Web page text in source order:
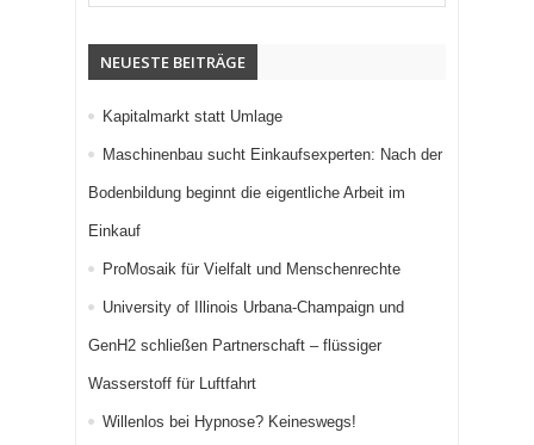
NEUESTE BEITRÄGE
Kapitalmarkt statt Umlage
Maschinenbau sucht Einkaufsexperten: Nach der
Bodenbildung beginnt die eigentliche Arbeit im
Einkauf
ProMosaik für Vielfalt und Menschenrechte
University of Illinois Urbana-Champaign und
GenH2 schließen Partnerschaft – flüssiger
Wasserstoff für Luftfahrt
Willenlos bei Hypnose? Keineswegs!